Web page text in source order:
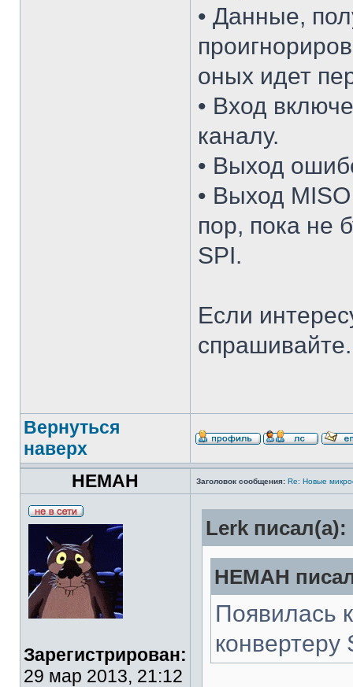
• Данные,
оных идет
• Вход
каналу.
• Выход
• Выход
пор, пока не
SPI.
Если
спрашивайте.
Вернуться
наверх
HEMAH
Заголовок сообщения: Re: Новые
Зарегистрирован:
29 мар 2013, 21:12
Lerk писал(а):
HEMAH
Появилась
конвертеру